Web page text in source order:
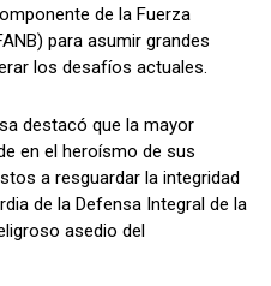
de la Fuerza
para asumir grandes
los desafíos actuales.
destacó que la mayor
en el heroísmo de sus
a resguardar la integridad
de la Defensa Integral de la
asedio del